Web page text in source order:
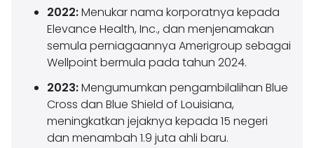
2022:Menukar nama korporatnya kepada
Elevance Health, Inc., dan menjenamakan
semula perniagaannya Amerigroup sebagai
Wellpoint bermula pada tahun 2024.
2023:Mengumumkan pengambilalihan Blue
Cross dan Blue Shield of Louisiana,
meningkatkan jejaknya kepada 15 negeri
dan menambah 1.9 juta ahli baru.